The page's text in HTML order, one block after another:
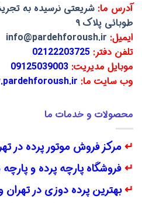
آدرس ما: شریعتی نرسیده به
طوبائی پلاک ۹
ایمیل: info@pardehforoush.ir
تلفن دفتر: 02122203725
موبایل مدیریت: 09125039003
وب سایت ما:
محصولات و خدمات ما
↵ مرکز فروش موتور پرده در
↵ فروشگاه پارچه پرده و
↵ بهترین پرده دوزی در تهران